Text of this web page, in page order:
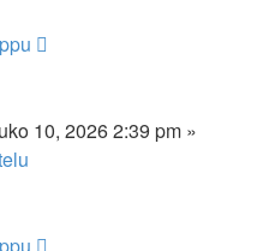
10, 2026 2:39 pm »